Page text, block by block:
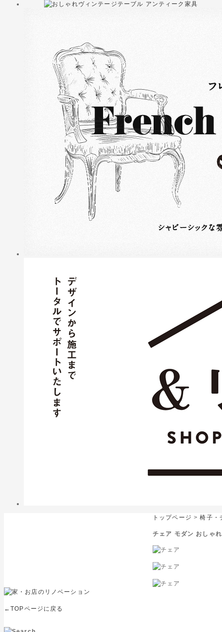
←TOPページに戻る
トップページ >椅子・
チェア モダン おしゃ